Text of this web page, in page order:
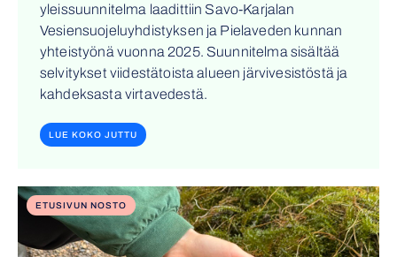
yleissuunnitelma laadittiin Savo-Karjalan
Vesiensuojeluyhdistyksen ja Pielaveden kunnan
yhteistyönä vuonna 2025. Suunnitelma sisältää
selvitykset viidestätoista alueen järvivesistöstä ja
kahdeksasta virtavedestä.
LUE KOKO JUTTU
ETUSIVUN NOSTO